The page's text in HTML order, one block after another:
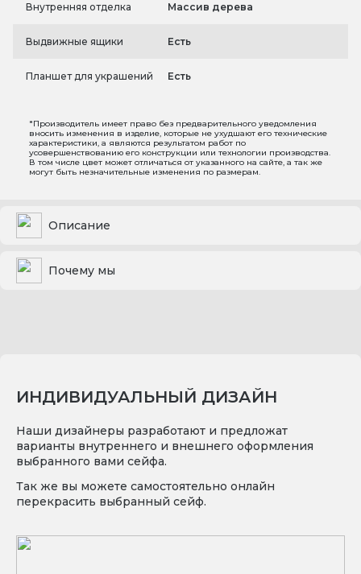
Внутренняя отделка Массив дерева
Выдвижные ящики Есть
Планшет для украшений Есть
*Производитель имеет право без предварительного уведомления
вносить изменения в изделие, которые не ухудшают его технические
характеристики, а являются результатом работ по
усовершенствованию его конструкции или технологии производства.
В том числе цвет может отличаться от указанного на сайте, а так же
могут быть незначительные изменения по размерам.
Описание
Почему мы
ИНДИВИДУАЛЬНЫЙ ДИЗАЙН
Наши дизайнеры разработают и предложат
варианты внутреннего и внешнего оформления
выбранного вами сейфа.
Так же вы можете самостоятельно онлайн
перекрасить выбранный сейф.